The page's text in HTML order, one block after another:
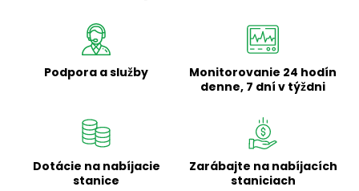
Podpora a služby
Monitorovanie 24 hodín
denne, 7 dní v týždni
Dotácie na nabíjacie
stanice
Zarábajte na nabíjacích
staniciach
Holandsko
Poľsko
English
Portugalsko
Angličtina